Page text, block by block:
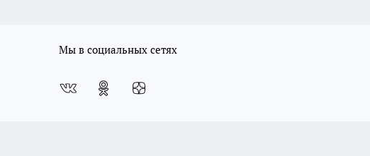
Мы в социальных сетях